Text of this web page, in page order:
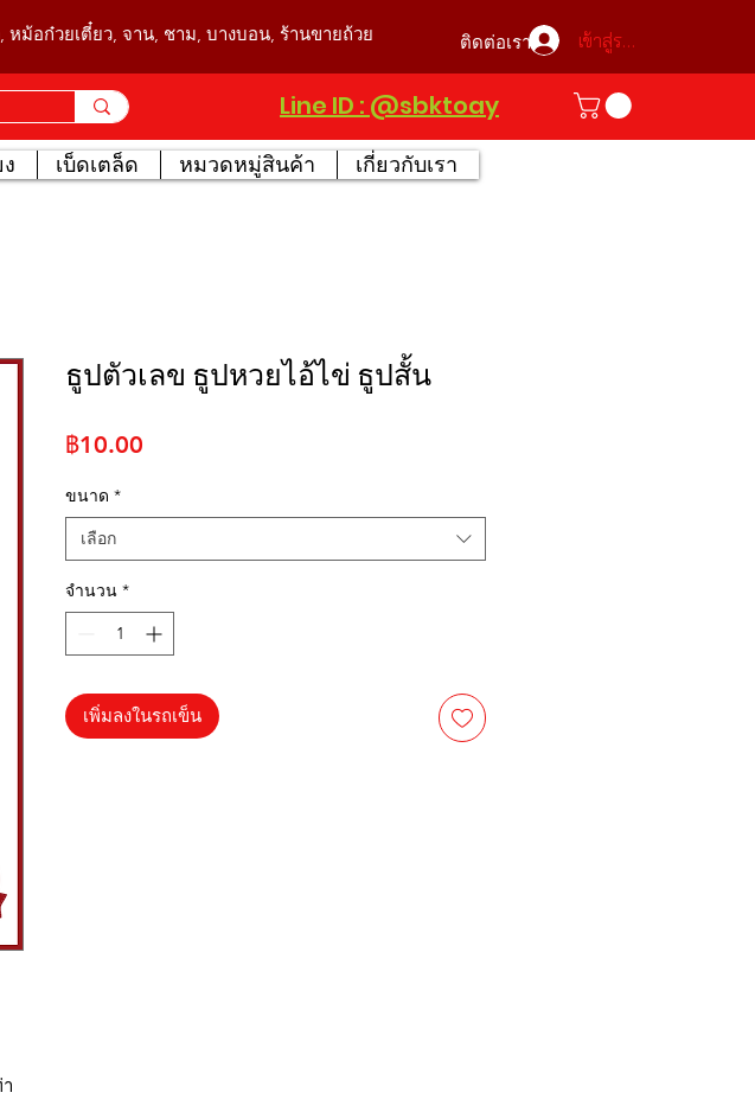
ม้อก๋วยเตี๋ยว, จาน, ชาม, บางบอน, ร้านขายถ้วย
เข้าสู่ระบบ
ติดต่อเรา
Line ID : @sbktoay
เบ็ดเตล็ด หมวดหมู่สินค้า เกี่ยวกับเรา
ธูปตัวเลข ธูปหวยไอ้ไข่ ธูปสั้น
฿10.00
ขนาด *
เลือก
จำนวน *
เพิ่มลงในรถเข็น